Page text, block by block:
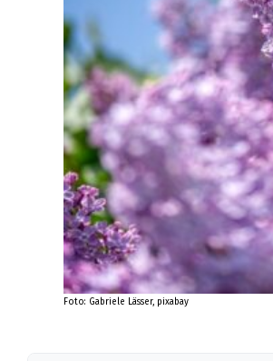
Foto: Gabriele Lässer, pixabay